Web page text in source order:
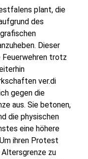
plant, die
des
Dieser
trotz
ver.di
gegen die
aus. Sie betonen,
die physischen
eine höhere
ihren Protest
zu